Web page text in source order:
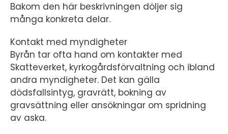
Bakom den här beskrivningen döljer sig
många konkreta delar.
Kontakt med myndigheter
Byrån tar ofta hand om kontakter med
Skatteverket, kyrkogårdsförvaltning och ibland
andra myndigheter. Det kan gälla
dödsfallsintyg, gravrätt, bokning av
gravsättning eller ansökningar om spridning
av aska.